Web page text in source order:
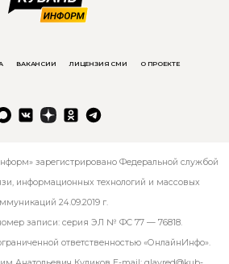
ВАКАНСИИ ЛИЦЕНЗИЯ СМИ О ПРОЕКТЕ
зарегистрировано Федеральной службой
информационных технологий и массовых
24.09.2019 г.
записи: серия ЭЛ № ФС 77 — 76818.
ответственностью «ОнлайнИнфо».